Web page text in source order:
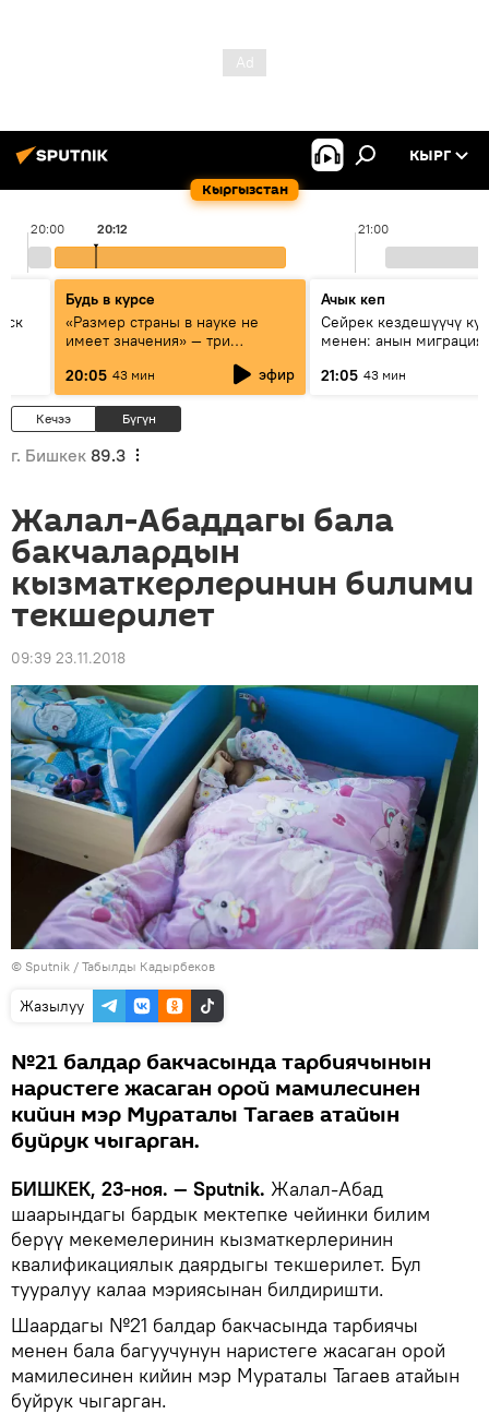
Кыргызстан
КЫРГ
20:00 21:00
20:12
Будь в курсе
«Размер страны в науке не
имеет значения» — три
эксперта о сотрудничестве
России и Кыргызстана в
образовании и исследованиях
20:05 43 мин эфир
Ачык кеп
Сейрек кездешүүчү
менен: анын
21:05 43 мин
Кечээ Бүгүн
г. Бишкек 89.3
Жалал-Абаддагы бала
бакчалардын
кызматкерлеринин билими
текшерилет
09:39 23.11.2018
© Sputnik / Табылды Кадырбеков
Жазылуу
№21 балдар бакчасында тарбиячынын
наристеге жасаган орой мамилесинен
кийин мэр Мураталы Тагаев атайын
буйрук чыгарган.
БИШКЕК, 23-ноя. — Sputnik. Жалал-Абад
шаарындагы бардык мектепке чейинки билим
берүү мекемелеринин кызматкерлеринин
квалификациялык даярдыгы текшерилет. Бул
тууралуу калаа мэриясынан билдиришти.
Шаардагы №21 балдар бакчасында тарбиячы
менен бала багуучунун наристеге жасаган орой
мамилесинен кийин мэр Мураталы Тагаев атайын
буйрук чыгарган.